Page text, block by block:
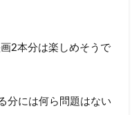
2本分は楽しめそうで
分には何ら問題はない